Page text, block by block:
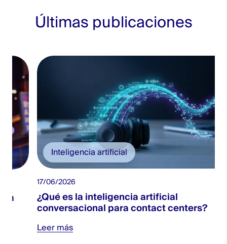
Últimas publicaciones
Inteligencia artificial
17/06/2026
¿Qué es la inteligencia artificial
conversacional para contact centers?
Leer más